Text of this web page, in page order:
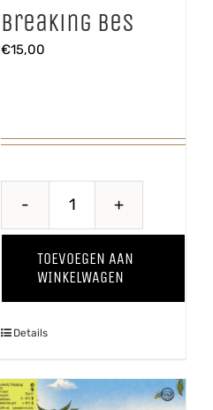
Breaking Bes
€15,00
aantal
TOEVOEGEN AAN
WINKELWAGEN
Details